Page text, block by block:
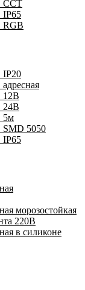
CCT
IP65
RGB
IP20
12В
24В
5м
SMD 5050
IP65
морозостойкая
220В
в силиконе